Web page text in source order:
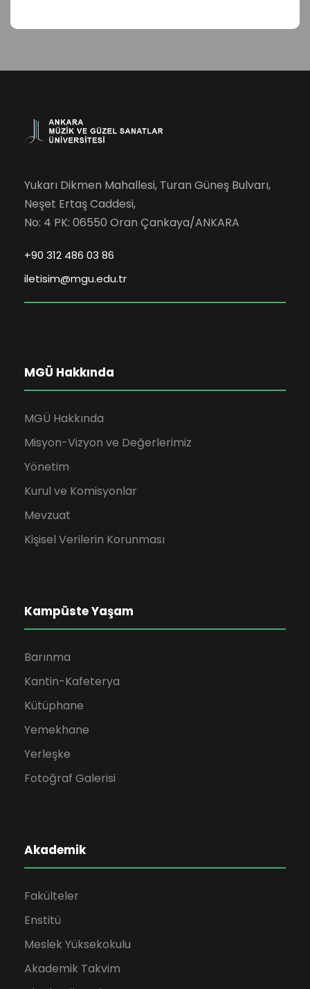
Yukarı Dikmen Mahallesi, Turan Güneş Bulvarı,
Neşet Ertaş Caddesi,
No: 4 PK: 06550 Oran Çankaya/ANKARA
+90 312 486 03 86
iletisim@mgu.edu.tr
MGÜ Hakkında
MGÜ Hakkında
Misyon-Vizyon ve Değerlerimiz
Yönetim
Kurul ve Komisyonlar
Mevzuat
Kişisel Verilerin Korunması
Kampüste Yaşam
Barınma
Kantin-Kafeterya
Kütüphane
Yemekhane
Yerleşke
Fotoğraf Galerisi
Akademik
Fakülteler
Enstitü
Meslek Yüksekokulu
Akademik Takvim